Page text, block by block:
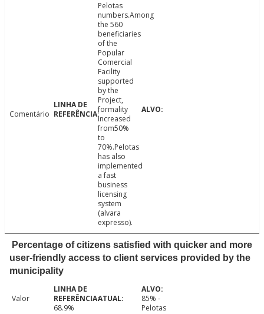
Comentário
Pelotas
numbers.Among
the 560
beneficiaries
of the
Popular
Comercial
Facility
supported
by the
Project,
formality
increased
from50%
to
70%.Pelotas
has also
implemented
a fast
business
licensing
system
(alvara
expresso).
Percentage of citizens satisfied with quicker and more
user-friendly access to client services provided by the
municipality
Valor
68.9%
85% -
Pelotas